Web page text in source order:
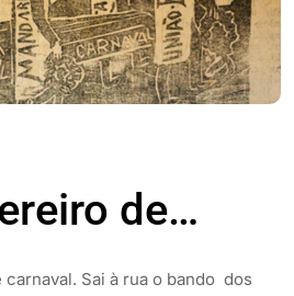
de…
Sai à rua o bando dos